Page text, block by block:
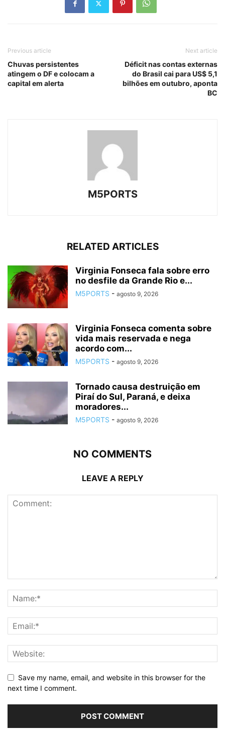
Previous article
Chuvas persistentes
atingem o DF e colocam a
capital em alerta
Next article
Déficit nas contas externas
do Brasil cai para US$ 5,1
bilhões em outubro, aponta
BC
M5PORTS
RELATED ARTICLES
Virginia Fonseca fala sobre erro
no desfile da Grande Rio e...
M5PORTS - agosto 9, 2026
Virginia Fonseca comenta sobre
vida mais reservada e nega
acordo com...
M5PORTS - agosto 9, 2026
Tornado causa destruição em
Piraí do Sul, Paraná, e deixa
moradores...
M5PORTS - agosto 9, 2026
NO COMMENTS
LEAVE A REPLY
Save my name, email, and website in this browser for the
next time I comment.